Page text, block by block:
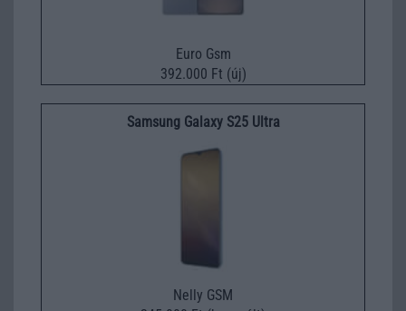
Euro Gsm
392.000 Ft (új)
Samsung Galaxy S25 Ultra
Nelly GSM